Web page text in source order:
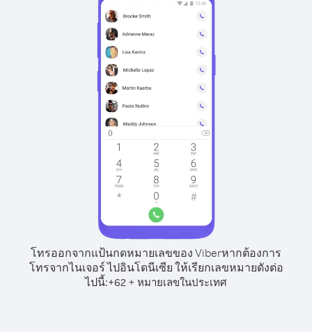
โทรออกจากแป้นกดหมายเลขของ Viberหากต้องการ
โทรจากไนเจอร์ ไปอินโดนีเซีย ให้เรียกเลขหมายดังต่อ
ไปนี้:+62 + หมายเลขในประเทศ